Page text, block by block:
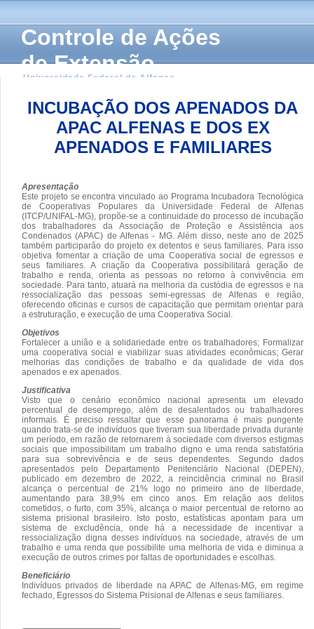
Controle de Ações
de Extensão
Universidade Federal de Alfenas
INCUBAÇÃO DOS APENADOS DA
APAC ALFENAS E DOS EX
APENADOS E FAMILIARES
Apresentação
Este projeto se encontra vinculado ao Programa Incubadora Tecnológica
de Cooperativas Populares da Universidade Federal de Alfenas
(ITCP/UNIFAL-MG), propõe-se a continuidade do processo de incubação
dos trabalhadores da Associação de Proteção e Assistência aos
Condenados (APAC) de Alfenas - MG. Além disso, neste ano de 2025
também participarão do projeto ex detentos e seus familiares. Para isso
objetiva fomentar a criação de uma Cooperativa social de egressos e
seus familiares. A criação da Cooperativa possibilitará geração de
trabalho e renda, orienta as pessoas no retorno à convivência em
sociedade. Para tanto, atuará na melhoria da custódia de egressos e na
ressocialização das pessoas semi-egressas de Alfenas e região,
oferecendo oficinas e cursos de capacitação que permitam orientar para
a estruturação, e execução de uma Cooperativa Social.
Objetivos
Fortalecer a união e a solidariedade entre os trabalhadores; Formalizar
uma cooperativa social e viabilizar suas atividades econômicas; Gerar
melhorias das condições de trabalho e da qualidade de vida dos
apenados e ex apenados.
Justificativa
Visto que o cenário econômico nacional apresenta um elevado
percentual de desemprego, além de desalentados ou trabalhadores
informais. É preciso ressaltar que esse panorama é mais pungente
quando trata-se de indivíduos que tiveram sua liberdade privada durante
um período, em razão de retornarem à sociedade com diversos estigmas
sociais que impossibilitam um trabalho digno e uma renda satisfatória
para sua sobrevivência e de seus dependentes. Segundo dados
apresentados pelo Departamento Penitenciário Nacional (DEPEN),
publicado em dezembro de 2022, a reincidência criminal no Brasil
alcança o percentual de 21% logo no primeiro ano de liberdade,
aumentando para 38,9% em cinco anos. Em relação aos delitos
cometidos, o furto, com 35%, alcança o maior percentual de retorno ao
sistema prisional brasileiro. Isto posto, estatísticas apontam para um
sistema de excludência, onde há a necessidade de incentivar a
ressocialização digna desses indivíduos na sociedade, através de um
trabalho e uma renda que possibilite uma melhoria de vida e diminua a
execução de outros crimes por faltas de oportunidades e escolhas.
Beneficiário
Indivíduos privados de liberdade na APAC de Alfenas-MG, em regime
fechado, Egressos do Sistema Prisional de Alfenas e seus familiares.